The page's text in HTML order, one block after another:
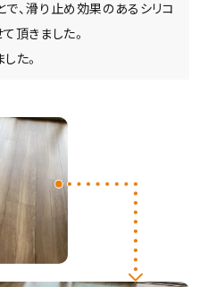
、滑り止め効果のあるシリコ
頂きました。
た。